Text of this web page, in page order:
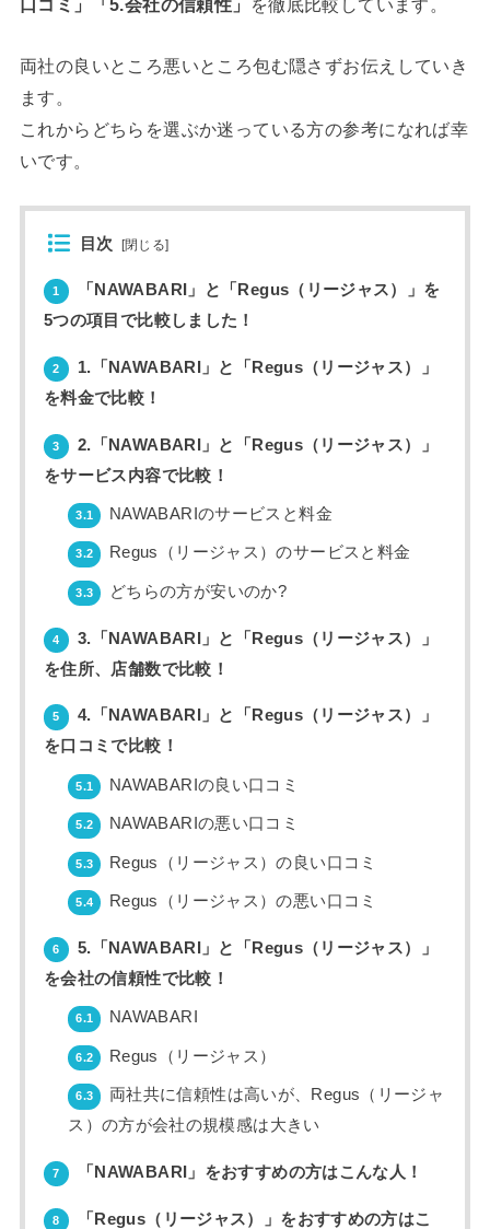
口コミ」「5.会社の信頼性」 を徹底比較しています。
両社の良いところ悪いところ包む隠さずお伝えしていき
ます。
これからどちらを選ぶか迷っている方の参考になれば幸
いです。
目次 [閉じる]
1
「NAWABARI」と「Regus（リージャス）」を
5つの項目で比較しました！
2
1.「NAWABARI」と「Regus（リージャス）」
を料金で比較！
3
2.「NAWABARI」と「Regus（リージャス）」
をサービス内容で比較！
3.1 NAWABARIのサービスと料金
3.2 Regus（リージャス）のサービスと料金
3.3 どちらの方が安いのか?
4
3.「NAWABARI」と「Regus（リージャス）」
を住所、店舗数で比較！
5
4.「NAWABARI」と「Regus（リージャス）」
を口コミで比較！
5.1 NAWABARIの良い口コミ
5.2 NAWABARIの悪い口コミ
5.3 Regus（リージャス）の良い口コミ
5.4 Regus（リージャス）の悪い口コミ
6
5.「NAWABARI」と「Regus（リージャス）」
を会社の信頼性で比較！
6.1 NAWABARI
6.2 Regus（リージャス）
6.3
両社共に信頼性は高いが、Regus（リージャ
ス）の方が会社の規模感は大きい
7 「NAWABARI」をおすすめの方はこんな人！
8
「Regus（リージャス）」をおすすめの方はこ